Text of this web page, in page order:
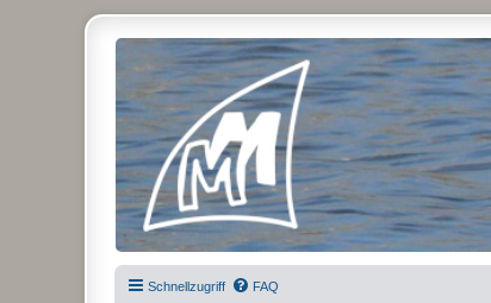
Micro Magic Forum Deutschland
Schnellzugriff FAQ